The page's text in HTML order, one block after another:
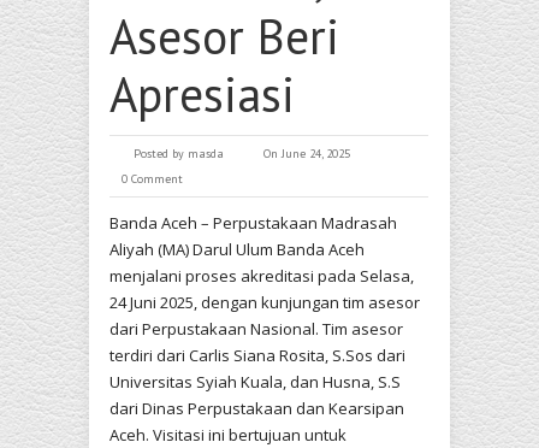
Asesor Beri
Apresiasi
Posted by masda
On June 24, 2025
0 Comment
Banda Aceh – Perpustakaan Madrasah
Aliyah (MA) Darul Ulum Banda Aceh
menjalani proses akreditasi pada Selasa,
24 Juni 2025, dengan kunjungan tim asesor
dari Perpustakaan Nasional. Tim asesor
terdiri dari Carlis Siana Rosita, S.Sos dari
Universitas Syiah Kuala, dan Husna, S.S
dari Dinas Perpustakaan dan Kearsipan
Aceh. Visitasi ini bertujuan untuk